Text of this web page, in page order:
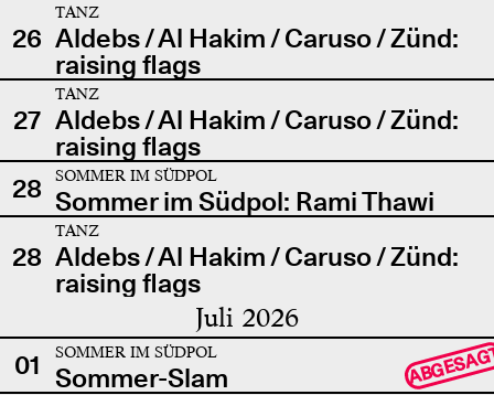
26
TANZ
Aldebs / Al Hakim / Caruso / Zünd:
raising flags
27
TANZ
Aldebs / Al Hakim / Caruso / Zünd:
raising flags
28
SOMMER IM SÜDPOL
Sommer im Südpol: Rami Thawi
28
TANZ
Aldebs / Al Hakim / Caruso / Zünd:
raising flags
Juli 2026
01 SOMMER IM SÜDPOL
Sommer-Slam